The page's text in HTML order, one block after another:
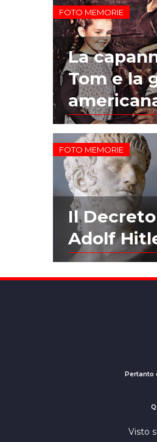
FOTO MEMORIE
La
Tom e la
FOTO MEMORIE
Il
Adolf
Pertanto
Visto